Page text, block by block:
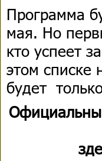
Программа
мая. Но
кто успеет
этом списке
будет